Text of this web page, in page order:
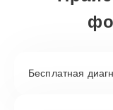
Бесплатная